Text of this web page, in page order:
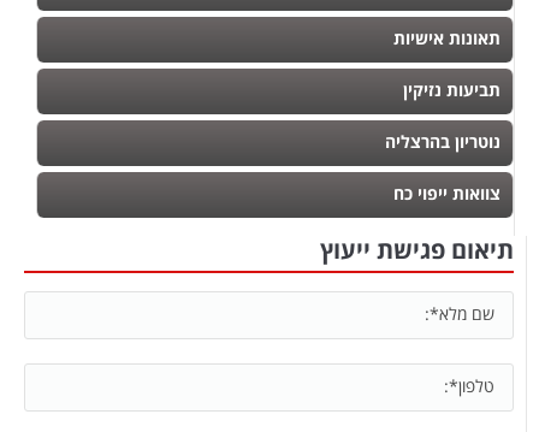
תאונות אישיות
תביעות נזיקין
נוטריון בהרצליה
צוואות ייפוי כח
תיאום פגישת ייעוץ